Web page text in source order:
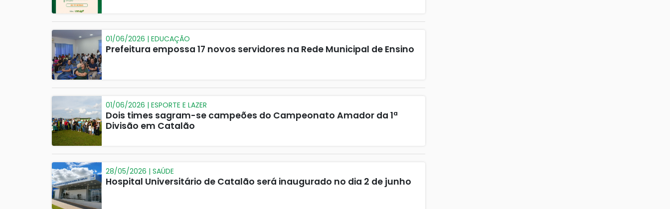
01/06/2026 | EDUCAÇÃO
Prefeitura empossa 17 novos servidores na Rede Municipal de Ensino
01/06/2026 | ESPORTE E LAZER
Dois times sagram-se campeões do Campeonato Amador da 1ª
Divisão em Catalão
28/05/2026 | SAÚDE
Hospital Universitário de Catalão será inaugurado no dia 2 de junho